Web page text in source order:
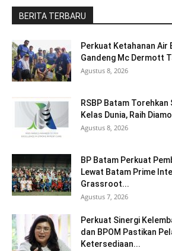
BERITA TERBARU
Perkuat Ketahanan Air
Gandeng Mc Dermott
Agustus 8, 2026
RSBP Batam
Kelas Dunia, Raih
Agustus 8, 2026
BP Batam Perkuat
Lewat Batam Prime
Grassroot...
Agustus 7, 2026
Perkuat Sinergi
dan BPOM Pastikan
Ketersediaan...